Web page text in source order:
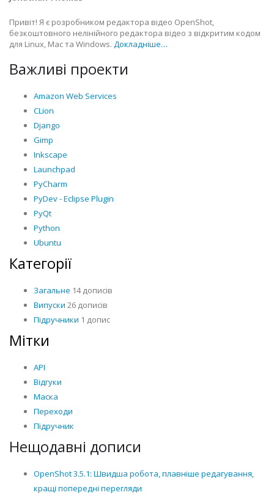
Привіт! Я є розробником редактора відео OpenShot,
безкоштовного нелінійного редактора відео з відкритим кодом
для Linux, Mac та Windows. Докладніше…
Важливі проекти
Amazon Web Services
CLion
Django
Gimp
Inkscape
Launchpad
PyCharm
PyDev - Eclipse Plugin
PyQt
Python
Ubuntu
Категорії
Загальне 14 дописів
Випуски 26 дописів
Підручники 1 допис
Мітки
API
Відгуки
Маска
Переходи
Підручник
Нещодавні дописи
OpenShot 3.5.1: Швидша робота, плавніше редагування,
кращі попередні перегляди